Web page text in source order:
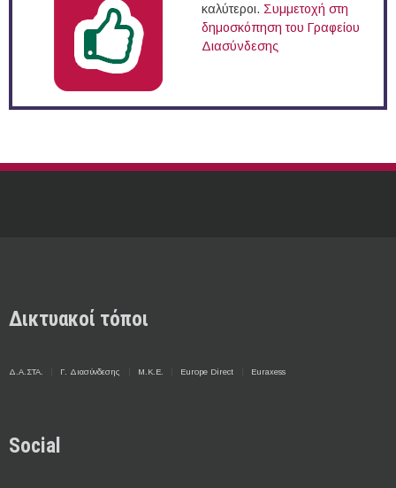
καλύτεροι. Συμμετοχή στη
δημοσκόπηση του Γραφείου
Διασύνδεσης
Δικτυακοί τόποι
Δ.Α.ΣΤΑ. Γ. Διασύνδεσης Μ.Κ.Ε. Europe Direct Euraxess
Social